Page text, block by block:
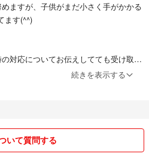
れの保証などが欲しい方は別の方から購
ようにしてますので自己紹介よりご確認
ますが、子供がまだ小さく手がかかる
ます(^^)
対応についてお伝えしてても受け取り
る場合連絡はほしいです(^^)続きを表示する
いて質問する